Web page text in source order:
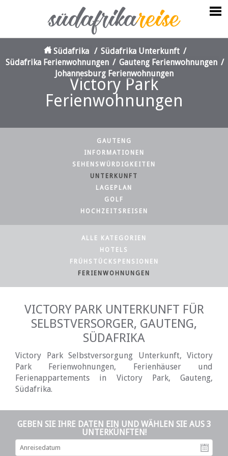
Victory Park
Ferienwohnungen
Südafrika / Südafrika Unterkunft /
Südafrika Ferienwohnungen / Gauteng Ferienwohnungen /
Johannesburg Ferienwohnungen
GAUTENG
INFORMATIONEN
SEHENSWÜRDIGKEITEN
UNTERKUNFT
LAGEPLAN
GOLF
HOCHZEITSREISEN
ALLE KATEGORIEN
HOTELS
FRÜHSTÜCKSPENSIONEN
FERIENWOHNUNGEN
VICTORY PARK UNTERKUNFT FÜR
SELBSTVERSORGER, GAUTENG,
SÜDAFRIKA
Victory Park Selbstversorgung Unterkunft, Victory
Park Ferienwohnungen, Ferienhäuser und
Ferienappartements in Victory Park, Gauteng,
Südafrika.
GEBEN SIE IHRE DATEN EIN UND WÄHLEN SIE AUS 3
UNTERKÜNFTEN!